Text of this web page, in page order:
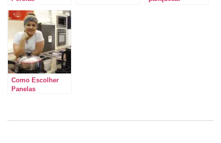
Como Escolher
Panelas